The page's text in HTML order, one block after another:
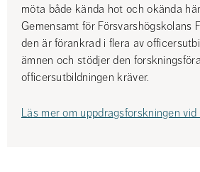
möta både kända hot och okända
Gemensamt för Försvarshögskolans
den är förankrad i flera av
ämnen och stödjer den
officersutbildningen kräver.
Läs mer om uppdragsforskningen vid